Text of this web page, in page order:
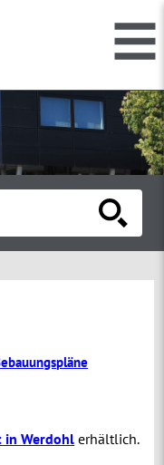
in Werdohl erhältlich.